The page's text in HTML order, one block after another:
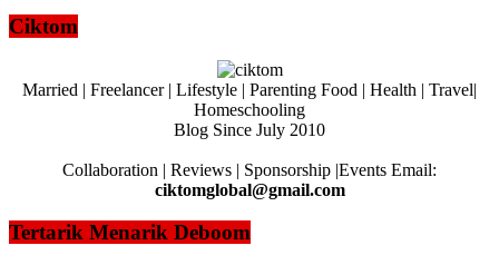
Ciktom
Married | Freelancer | Lifestyle | Parenting Food | Health | Travel|
Homeschooling
Blog Since July 2010
Collaboration | Reviews | Sponsorship |Events Email:
ciktomglobal@gmail.com
Tertarik Menarik Deboom